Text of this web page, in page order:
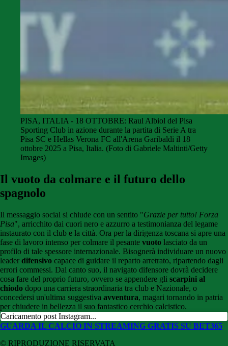
PISA, ITALIA - 18 OTTOBRE: Raul Albiol del Pisa
Sporting Club in azione durante la partita di Serie A tra
Pisa SC e Hellas Verona FC all'Arena Garibaldi il 18
ottobre 2025 a Pisa, Italia. (Foto di Gabriele Maltinti/Getty
Images)
Il vuoto da colmare e il futuro dello
spagnolo
Il messaggio social si chiude con un sentito "Grazie per tutto! Forza
Pisa", arricchito dai cuori nero e azzurro a testimonianza del legame
instaurato con il club e la città. Ora per la dirigenza toscana si apre una
fase di lavoro intenso per colmare il pesante vuoto lasciato da un
profilo di tale spessore internazionale. Bisognerà individuare un nuovo
leader difensivo capace di guidare il reparto arretrato, ripartendo dagli
errori commessi. Dal canto suo, il navigato difensore dovrà decidere
cosa fare del proprio futuro, ovvero se appendere gli scarpini al
chiodo dopo una carriera straordinaria tra club e Nazionale, o
concedersi un'ultima suggestiva avventura, magari tornando in patria
per chiudere in bellezza il suo fantastico cerchio calcistico.
Caricamento post Instagram...
GUARDA IL CALCIO IN STREAMING GRATIS SU BET365
© RIPRODUZIONE RISERVATA